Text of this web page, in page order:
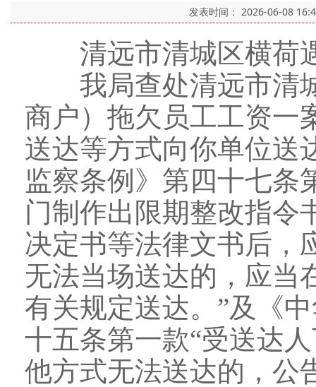
发表时间： 2026-06-08
清远市清城区横荷遇
我局查处清远市清城
商户）拖欠员工工资一
送达等方式向你单位送
监察条例》第四十七条
门制作出限期整改指令
决定书等法律文书后，
无法当场送达的，应当
有关规定送达。”及《
十五条第一款“受送达
他方式无法送达的，公